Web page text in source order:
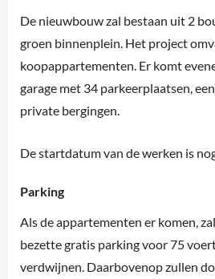
De nieuwbouw zal bestaan uit 2
groen binnenplein. Het project
koopappartementen. Er komt
garage met 34 parkeerplaatsen,
private bergingen.
De startdatum van de werken is
Parking
Als de appartementen er komen,
bezette gratis parking voor 75
verdwijnen. Daarbovenop zullen